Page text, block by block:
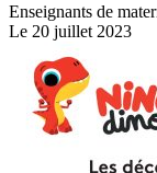
Enseignants de
Le 20 juillet 2023